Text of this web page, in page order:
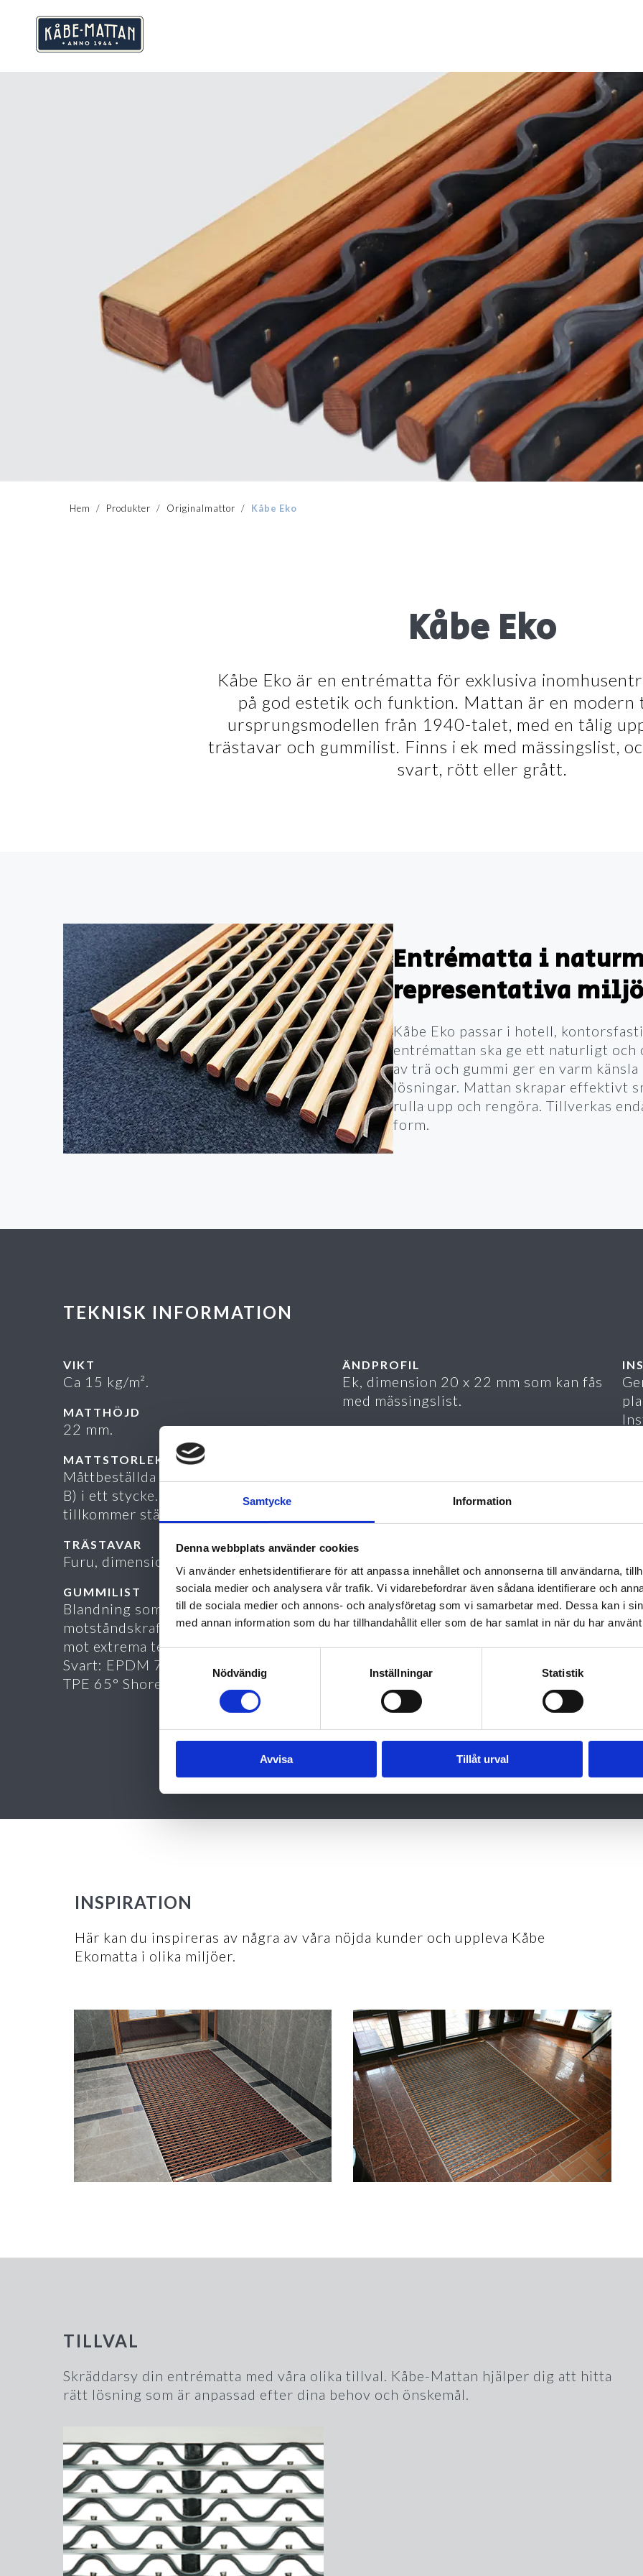
Samtycke Information
Denna webbplats använder cookies
Vi använder enhetsidentifierare för att anpassa innehållet och annonserna till användarna,
sociala medier och analysera vår trafik. Vi vidarebefordrar även sådana identifierare och
till de sociala medier och annons- och analysföretag som vi samarbetar med. Dessa kan i
med annan information som du har tillhandahållit eller som de har samlat in när du har
Samtyckesval
Nödvändig
Inställningar Statistik
Avvisa Tillåt urval
Hem / Produkter / Originalmattor / Kåbe Eko
Kåbe Eko
Kåbe Eko är en entrématta för exklusiva
på god estetik och funktion. Mattan är en modern
ursprungsmodellen från 1940-talet, med en tålig
trästavar och gummilist. Finns i ek med mässingslist,
svart, rött eller grått.
Entrématta i
representativa
Kåbe Eko passar i hotell,
entrémattan ska ge ett naturligt
av trä och gummi ger en varm
lösningar. Mattan skrapar effektivt
rulla upp och rengöra. Tillverkas
form.
TEKNISK INFORMATION
VIKT
Ca 15 kg/m².
MATTHÖJD
22 mm.
MATTSTORLEK
Måttbeställda max 1500 x 2000 mm (A x
B) i ett stycke. Under 400 mm i A-mått
tillkommer ställkostnad.
TRÄSTAVAR
Furu, dimension 17 x 12 mm.
GUMMILIST
Blandning som är speciellt
motståndskraftig
mot extrema temperaturväxlingar.
Svart: EPDM 70° Shore. Grå eller Röd:
TPE 65° Shore. Dimension 22 x 3,7 mm.
ÄNDPROFIL
Ek, dimension 20 x 22 mm som kan fås
med mässingslist.
SAMMANFOGNING
mm rostfri stålvajer.
ÅTERVINNING & HÅLLBARHET
Kåbe Eko är 100 % återvinningsbar. När
mattan har gjort sitt skickas den tillbaka
till Kåbe-Mattan för återvinning.
INSPIRATION
Här kan du inspireras av några av våra nöjda kunder och uppleva Kåbe
Ekomatta i olika miljöer.
TILLVAL
Skräddarsy din entrématta med våra olika tillval. Kåbe-Mattan hjälper dig att hitta
rätt lösning som är anpassad efter dina behov och önskemål.